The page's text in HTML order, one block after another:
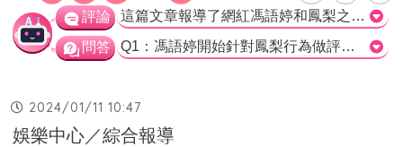
評論 這篇文章報導了網紅馮語婷和鳳梨之間的爭議以及她們之間的糾紛。根據文章的描述，雙方都向對方互相扔擲指責，而這場風波吸引了不少網友的關注和討論。 文章中提到，馮語婷表示她開戰鳳梨是因為鳳梨在直播中不斷罵髒話，影響了社會風氣。她表示自己希望能做些事情來制止這樣的風氣，所以從去年4月開始對鳳梨的行為進行評論。另外，文章也提到了馮語婷對於和陳沂之間的糾紛的看法，表示她拿出了一些證據來打臉陳沂，但陳沂則否定了這些證據的存在。馮語婷還質疑了陳沂和鳳梨是否聯手對付她，並稱陳沂的人格和尊嚴已經破裂。 從這篇文章中可以看出這場爭議的雙方都在互相指責、互相攻擊。這樣的情況可能會給網友造成混淆，因為雙方都提供了不同的說法和證據。這也給人一種雙方都有背後幕後指使者的感覺，而這樣的情況也會持續埋下疑問和爭議的種子。 網路上的爭議難免存在，但在報導時，應該儘量客觀公正地呈現事實，以確保讀者能夠了解事件的真相。不過，這篇文章並未提供足夠的事實來支持或反駁任何一方的觀點。希望未來的報導能夠更加細緻地探討事實細節，以幫助讀者做出自己的判斷。>
問答 Q1：馮語婷開始針對鳳梨行為做評論的原因是什麼？ A. 鳳梨涉及詐欺、吸毒和逼女子墮胎等爭議 B. 鳳梨在直播時不斷罵髒話，影響社會風氣 C. 鳳梨質疑馮語婷是「愛滋病夫妻的ㄉㄚˇ（打）手」 正確答案：B. 鳳梨在直播時不斷罵髒話，影響社會風氣 Q2：馮語婷提到自己拿出證據實錘陳沂的結果是什麼？ A. 陳沂的業配被影響、真相被揭穿、誠信被質疑 B. 陳沂大言不慚，說全部都沒證據、都是造謠 C. 陳沂跟鳳梨聯手是黑白通吃 正確答案：A. 陳沂的業配被影響、真相被揭穿、誠信被質疑 Q3：馮語婷在這篇貼文中強調了什麼？ A. 她和鳳梨是黑道囉 B. 她是女生 C. 她開戰鳳梨的始末 正確答案：B. 她是女生
2024/01/11 10:47
娛樂中心／綜合報導